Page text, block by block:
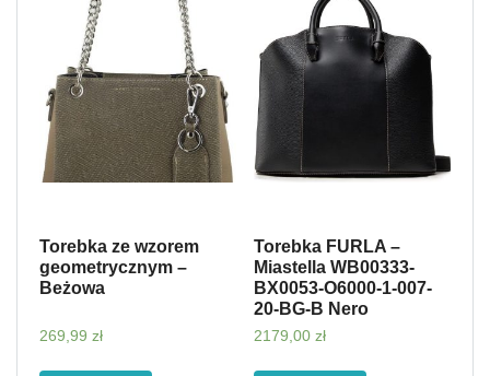
Torebka ze wzorem
geometrycznym –
Beżowa
269,99 zł
Torebka FURLA –
Miastella WB00333-
BX0053-O6000-1-007-
20-BG-B Nero
2179,00 zł